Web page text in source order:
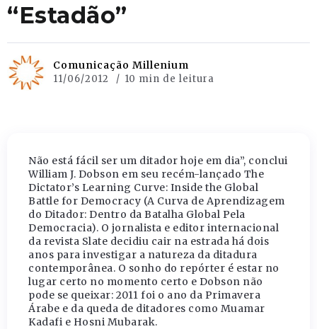
“Estadão”
Comunicação Millenium
11/06/2012 10 min de leitura
Não está fácil ser um ditador hoje em dia”, conclui
William J. Dobson em seu recém-lançado The
Dictator’s Learning Curve: Inside the Global
Battle for Democracy (A Curva de Aprendizagem
do Ditador: Dentro da Batalha Global Pela
Democracia). O jornalista e editor internacional
da revista Slate decidiu cair na estrada há dois
anos para investigar a natureza da ditadura
contemporânea. O sonho do repórter é estar no
lugar certo no momento certo e Dobson não
pode se queixar: 2011 foi o ano da Primavera
Árabe e da queda de ditadores como Muamar
Kadafi e Hosni Mubarak.